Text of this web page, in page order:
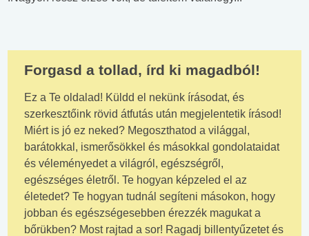
Forgasd a tollad, írd ki magadból!
Ez a Te oldalad! Küldd el nekünk írásodat, és
szerkesztőink rövid átfutás után megjelentetik írásod!
Miért is jó ez neked? Megoszthatod a világgal,
barátokkal, ismerősökkel és másokkal gondolataidat
és véleményedet a világról, egészségről,
egészséges életről. Te hogyan képzeled el az
életedet? Te hogyan tudnál segíteni másokon, hogy
jobban és egészségesebben érezzék magukat a
bőrükben? Most rajtad a sor! Ragadj billentyűzetet és